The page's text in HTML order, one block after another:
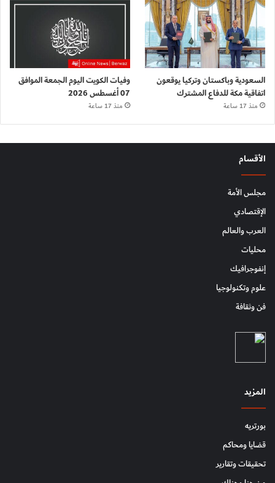
السعودية وباكستان وتركيا يوقعون
اتفاقية مكة للدفاع المشترك
منذ 17 ساعة
وفيات الكويت اليوم الجمعة الموافق
07 أغسطس 2026
منذ 17 ساعة
الأقسام
مجلس الأمة
الإقتصادي
العرب والعالم
محليات
إنفوجرافيك
علوم وتكنولوجيا
فن وثقافة
المزيد
بورتريه
قضايا ومحاكم
تحقيقات وتقارير